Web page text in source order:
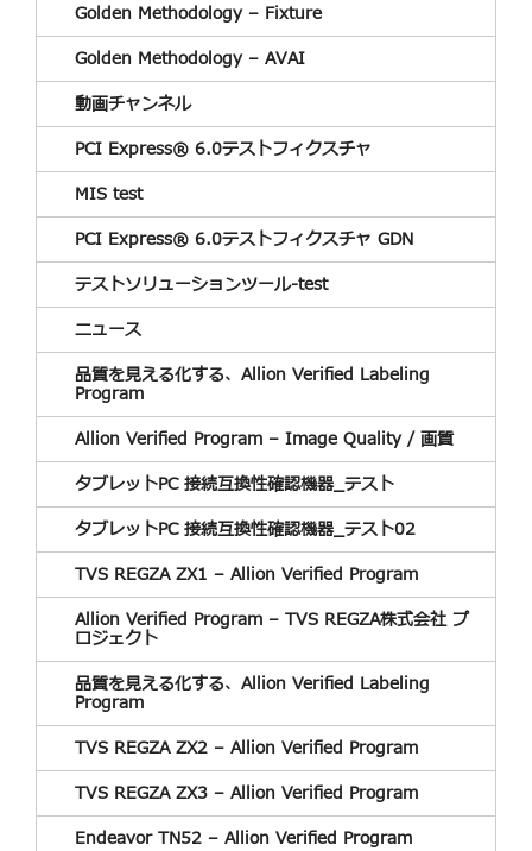
Golden Methodology – Fixture
Golden Methodology – AVAI
動画チャンネル
PCI Express® 6.0テストフィクスチャ
MIS test
PCI Express® 6.0テストフィクスチャ GDN
テストソリューションツール-test
ニュース
品質を見える化する、Allion Verified Labeling
Program
Allion Verified Program – Image Quality / 画質
タブレットPC 接続互換性確認機器_テスト
タブレットPC 接続互換性確認機器_テスト02
TVS REGZA ZX1 – Allion Verified Program
Allion Verified Program – TVS REGZA株式会社 プ
ロジェクト
品質を見える化する、Allion Verified Labeling
Program
TVS REGZA ZX2 – Allion Verified Program
TVS REGZA ZX3 – Allion Verified Program
Endeavor TN52 – Allion Verified Program